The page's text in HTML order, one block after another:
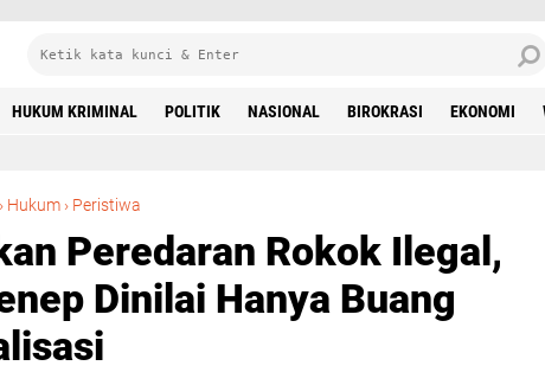
HUKUM KRIMINAL POLITIK NASIONAL BIROKRASI EKONOMI
› Hukum › Peristiwa
Peredaran Rokok Ilegal,
Dinilai Hanya Buang